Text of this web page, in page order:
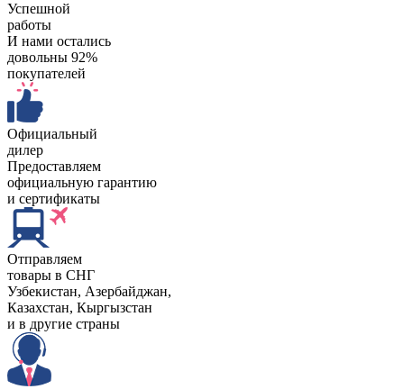
Успешной
работы
И нами остались
довольны 92%
покупателей
Официальный
дилер
Предоставляем
официальную гарантию
и сертификаты
Отправляем
товары в СНГ
Узбекистан, Aзербайджан,
Казахстан, Кыргызстан
и в другие страны